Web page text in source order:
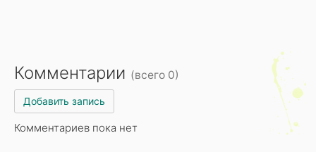
Комментарии (всего 0)
Добавить запись
Комментариев пока нет